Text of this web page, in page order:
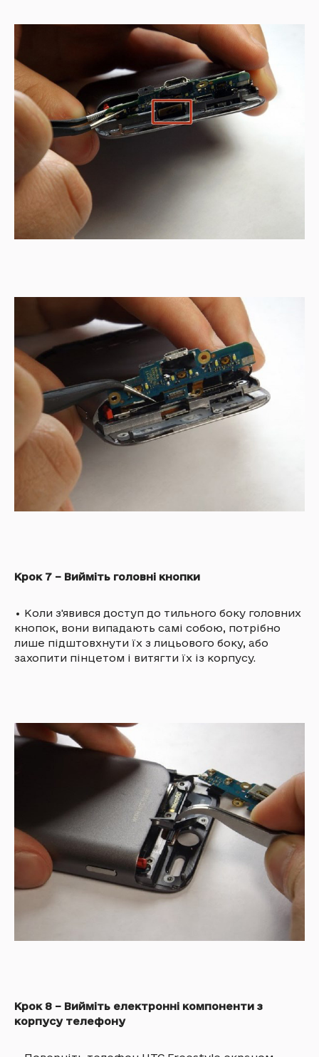
Крок 7 – Вийміть головні кнопки
• Коли з'явився доступ до тильного боку головних
кнопок, вони випадають самі собою, потрібно
лише підштовхнути їх з лицьового боку, або
захопити пінцетом і витягти їх із корпусу.
Крок 8 – Вийміть електронні компоненти з
корпусу телефону